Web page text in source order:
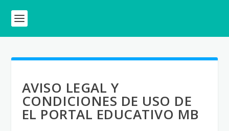
AVISO LEGAL Y
CONDICIONES DE USO DE
EL PORTAL EDUCATIVO MB